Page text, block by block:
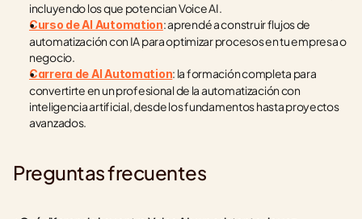
incluyendo los que potencian Voice AI.
Curso de AI Automation: aprendé a construir flujos de
automatización con IA para optimizar procesos en tu empresa o
negocio.
Carrera de AI Automation: la formación completa para
convertirte en un profesional de la automatización con
inteligencia artificial, desde los fundamentos hasta proyectos
avanzados.
Preguntas frecuentes